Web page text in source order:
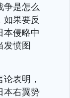
争是怎么
如果要反
本侵略中
发愤图
表明，
本右翼势